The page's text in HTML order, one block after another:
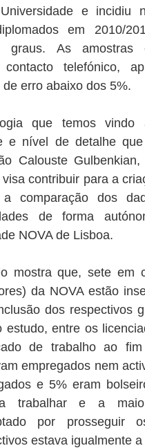
e incidiu
em 2010/
graus. As amostras
telefónico,
erro abaixo dos 5%.
que temos
e nível de detalhe
Calouste
contribuir para a
comparação dos
de forma
NOVA de Lisboa.
mostra que, sete em
da NOVA estão
dos respectivos
entre os
de trabalho ao
empregados nem
e 5% eram
trabalhar e a
por prosseguir
estava igualmente